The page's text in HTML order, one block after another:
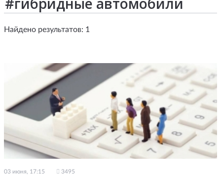
Найдено результатов: 1
03 июня, 17:15 3495